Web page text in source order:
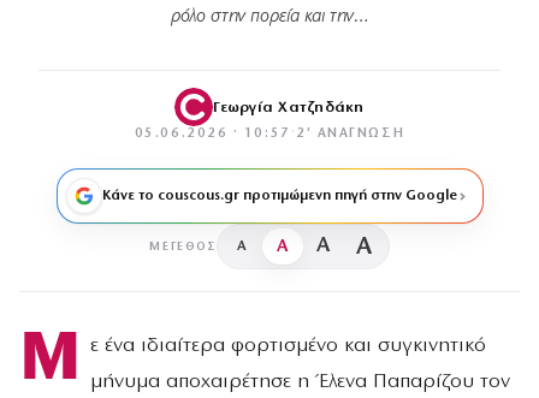
ρόλο στην πορεία και την…
Γεωργία Χατζηδάκη
05.06.2026 · 10:57 · 2′ ΑΝΆΓΝΩΣΗ
Κάνε το couscous.gr προτιμώμενη πηγή στην Google
ΜΈΓΕΘΟΣ A A A A
Μ
ε ένα ιδιαίτερα φορτισμένο και συγκινητικό
μήνυμα αποχαιρέτησε η Έλενα Παπαρίζου τον